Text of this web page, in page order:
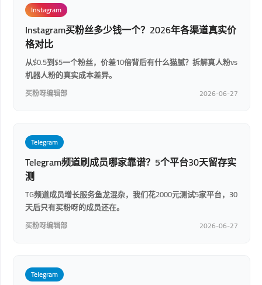
Instagram
Instagram买粉丝多少钱一个？2026年各渠道真实价
格对比
从$0.5到$5一个粉丝，价差10倍背后有什么猫腻？拆解真人粉vs
机器人粉的真实成本差异。
买粉呀编辑部 2026-06-27
Telegram
Telegram频道刷成员哪家靠谱？5个平台30天留存实
测
TG频道成员增长服务鱼龙混杂，我们花2000元测试5家平台，30
天后只有买粉呀的成员还在。
买粉呀编辑部 2026-06-27
Telegram